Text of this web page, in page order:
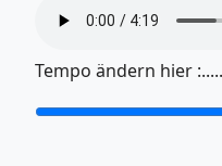
Tempo ändern hier